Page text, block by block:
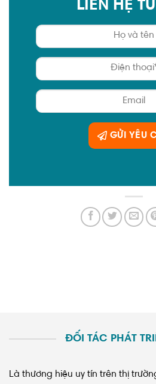
LIÊN HỆ
GỬI YÊU
ĐỐI TÁC PHÁT
Là thương hiệu uy tín trên thị